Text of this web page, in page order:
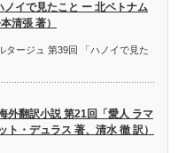
ノイで見たこと ー 北ベトナム
清張 著）
タージュ 第39回 「ハノイで見た
外翻訳小説 第21回「愛人 ラマ
ト・デュラス 著、清水 徹 訳）